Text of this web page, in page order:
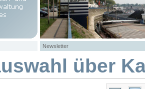
Newsletter
über